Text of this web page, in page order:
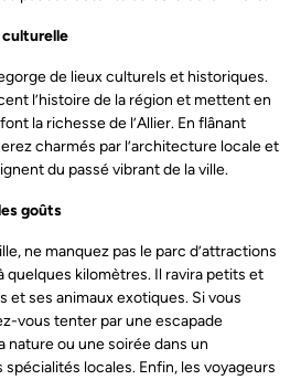
culturelle
de lieux culturels et historiques.
l’histoire de la région et mettent en
la richesse de l’Allier. En flânant
charmés par l’architecture locale et
du passé vibrant de la ville.
goûts
ne manquez pas le parc d’attractions
quelques kilomètres. Il ravira petits et
et ses animaux exotiques. Si vous
vous tenter par une escapade
ou une soirée dans un
locales. Enfin, les voyageurs